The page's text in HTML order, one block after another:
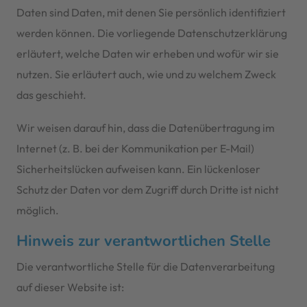
Daten sind Daten, mit denen Sie persönlich identifiziert
werden können. Die vorliegende Datenschutzerklärung
erläutert, welche Daten wir erheben und wofür wir sie
nutzen. Sie erläutert auch, wie und zu welchem Zweck
das geschieht.
Wir weisen darauf hin, dass die Datenübertragung im
Internet (z. B. bei der Kommunikation per E-Mail)
Sicherheitslücken aufweisen kann. Ein lückenloser
Schutz der Daten vor dem Zugriff durch Dritte ist nicht
möglich.
Hinweis zur verantwortlichen Stelle
Die verantwortliche Stelle für die Datenverarbeitung
auf dieser Website ist: